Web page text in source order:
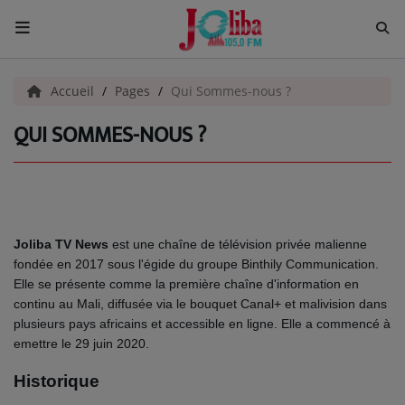
ACCUEIL
Pour Vous
EQUIPES
EVÈNEMENTS
TOP 10
Accueil Pages Qui Sommes-nous ?
QUI SOMMES-NOUS ?
Joliba TV News est une chaîne de télévision privée malienne
fondée en 2017 sous l'égide du groupe Binthily Communication.
Elle se présente comme la première chaîne d'information en
continu au Mali, diffusée via le bouquet Canal+ et malivision dans
plusieurs pays africains et accessible en ligne. Elle a commencé à
emettre le 29 juin 2020.
Historique